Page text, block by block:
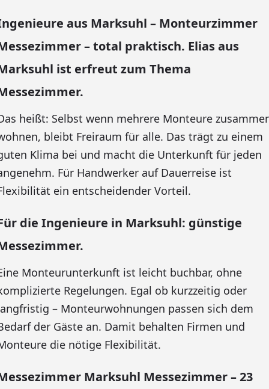
aus Marksuhl – Monteurzimmer
– total praktisch. Elias aus
ist erfreut zum Thema
heißt: Selbst wenn mehrere Monteure
bleibt Freiraum für alle. Das trägt zu einem
Klima bei und macht die Unterkunft für jeden
Für Handwerker auf Dauerreise ist
ein entscheidender Vorteil.
die Ingenieure in Marksuhl: günstige
Monteurunterkunft ist leicht buchbar, ohne
Regelungen. Egal ob kurzzeitig oder
– Monteurwohnungen passen sich dem
der Gäste an. Damit behalten Firmen und
die nötige Flexibilität.
Marksuhl Messezimmer – 23